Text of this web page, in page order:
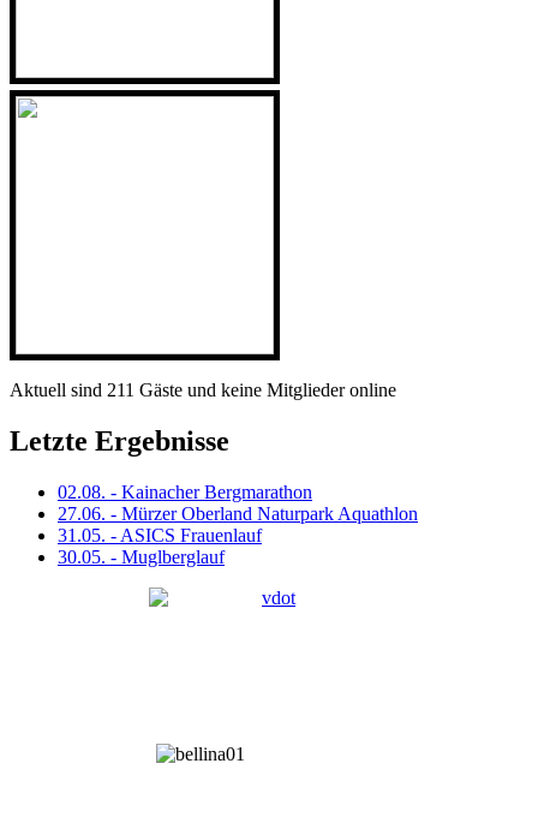
Aktuell sind 211 Gäste und keine Mitglieder online
Letzte Ergebnisse
02.08. - Kainacher Bergmarathon
27.06. - Mürzer Oberland Naturpark Aquathlon
31.05. - ASICS Frauenlauf
30.05. - Muglberglauf